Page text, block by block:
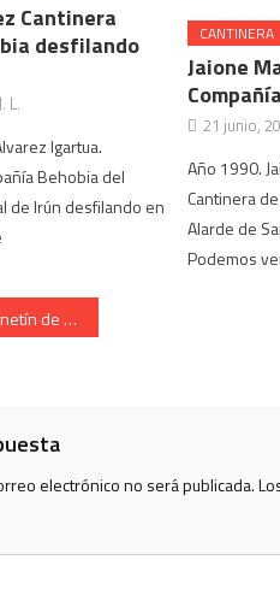
Cantinera
desfilando
L.
Igartua.
Behobia del
de Irún desfilando en
CANTINERA
Jaione
21 junio,
Año 1990.
Cantinera
Alarde de
Podemos
Alarde de Irun
electrónico no será publicada.